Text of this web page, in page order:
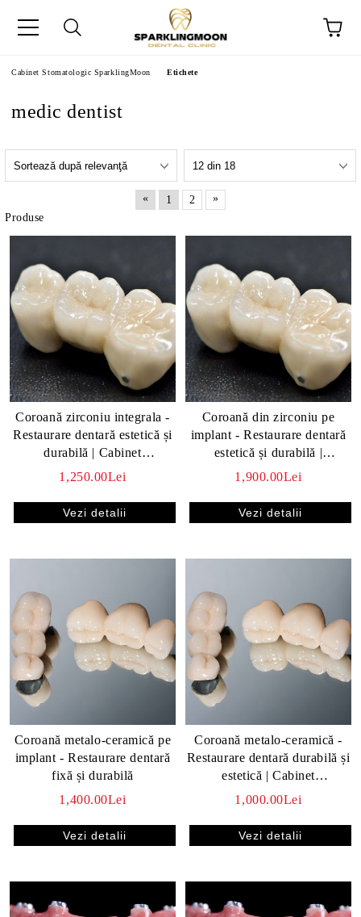
despre
Cabinet Stomatologic SparklingMoon Etichete
medic dentist
« 1 2
»
Produse
Coroană zirconiu integrala -
Restaurare dentară estetică și
durabilă | Cabinet
stomatologic
1,250.00Lei
Vezi detalii
Coroană din zirconiu pe
implant - Restaurare dentară
estetică și durabilă |
SparklingMoon Dental
1,900.00Lei
Vezi detalii
Coroană metalo-ceramică pe
implant - Restaurare dentară
fixă și durabilă
1,400.00Lei
Vezi detalii
Coroană metalo-ceramică -
Restaurare dentară durabilă și
estetică | Cabinet
stomatologic
1,000.00Lei
Vezi detalii